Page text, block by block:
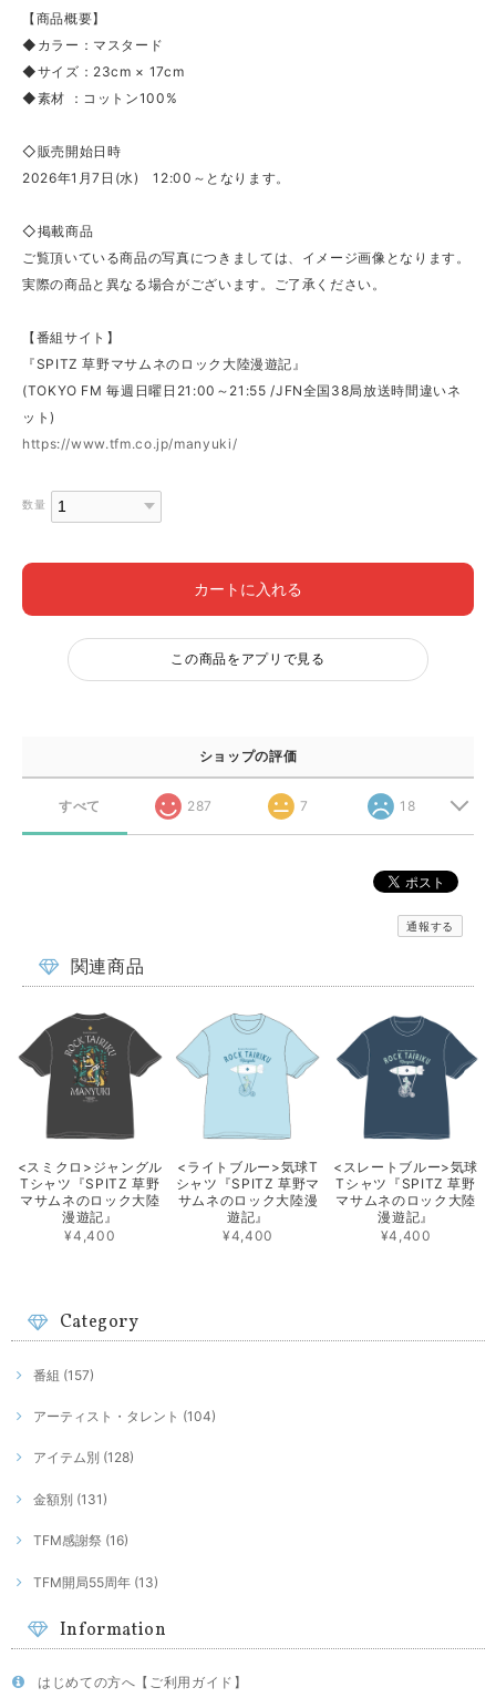
【商品概要】
◆カラー：マスタード
◆サイズ：23cm × 17cm
◆素材 ：コットン100%
◇販売開始日時
2026年1月7日(水) 12:00～となります。
◇掲載商品
ご覧頂いている商品の写真につきましては、イメージ画像となります。
実際の商品と異なる場合がございます。ご了承ください。
【番組サイト】
『SPITZ 草野マサムネのロック大陸漫遊記』
(TOKYO FM 毎週日曜日21:00～21:55 /JFN全国38局放送時間違いネ
ット)
https://www.tfm.co.jp/manyuki/
数量
カートに入れる
この商品をアプリで見る
ショップの評価
すべて 287 7 18
通報する
関連商品
<スミクロ>ジャングル
Tシャツ『SPITZ 草野
マサムネのロック大陸
漫遊記』
¥4,400
<ライトブルー>気球T
シャツ『SPITZ 草野マ
サムネのロック大陸漫
遊記』
¥4,400
<スレートブルー>気球
Tシャツ『SPITZ 草野
マサムネのロック大陸
漫遊記』
¥4,400
Category
番組 (157)
アーティスト・タレント (104)
アイテム別 (128)
金額別 (131)
TFM感謝祭 (16)
TFM開局55周年 (13)
Information
はじめての方へ【ご利用ガイド】